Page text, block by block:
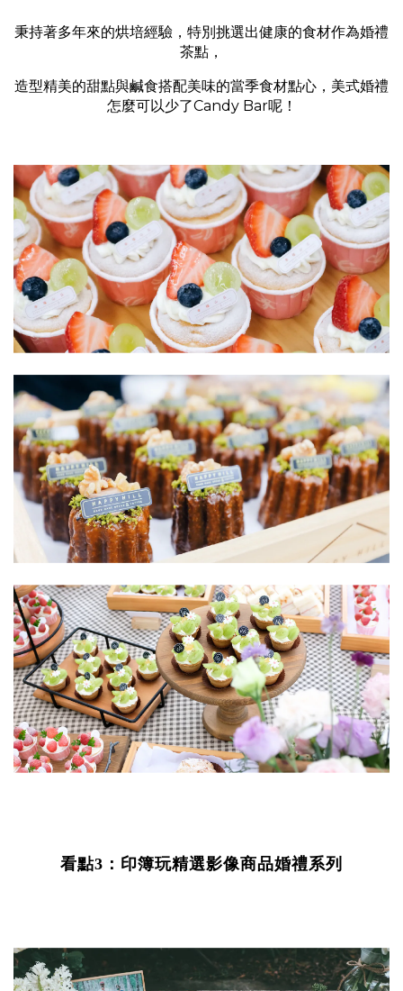
秉持著多年來的烘培經驗，特別挑選出健康的食材作為婚禮
茶點，
造型精美的甜點與鹹食搭配美味的當季食材點心，美式婚禮
怎麼可以少了Candy Bar呢！
看點3：印簿玩精選影像商品婚禮系列